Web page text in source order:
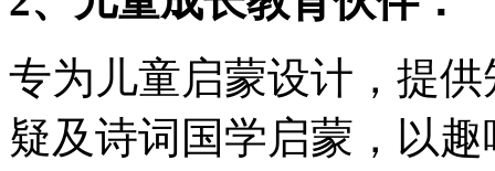
专为儿童启蒙设计，提
疑及诗词国学启蒙，以